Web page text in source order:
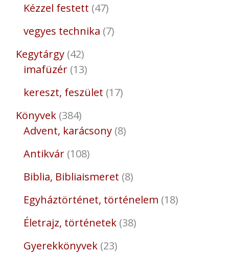
Kézzel festett 47
vegyes technika 7
Kegytárgy 42
imafüzér 13
kereszt, feszület 17
Könyvek 384
Advent, karácsony 8
Antikvár 108
Biblia, Bibliaismeret 8
Egyháztörténet, történelem 18
Életrajz, történetek 38
Gyerekkönyvek 23